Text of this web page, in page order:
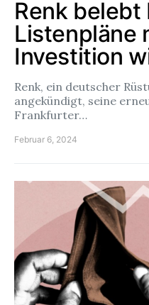
Renk
Listenpläne
Investition
Renk, ein deutscher
angekündigt, seine
Frankfurter…
Februar 6, 2024